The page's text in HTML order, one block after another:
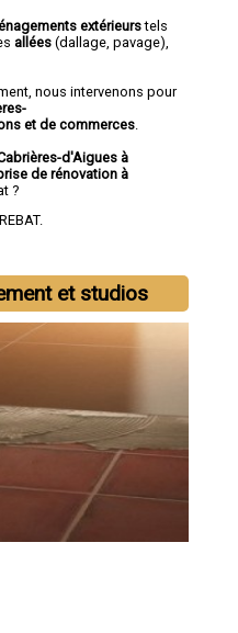
extérieurstels
allées (dallage, pavage),
nous intervenons pour
et de commerces
d'Aigues à
de rénovation à
?
et studios